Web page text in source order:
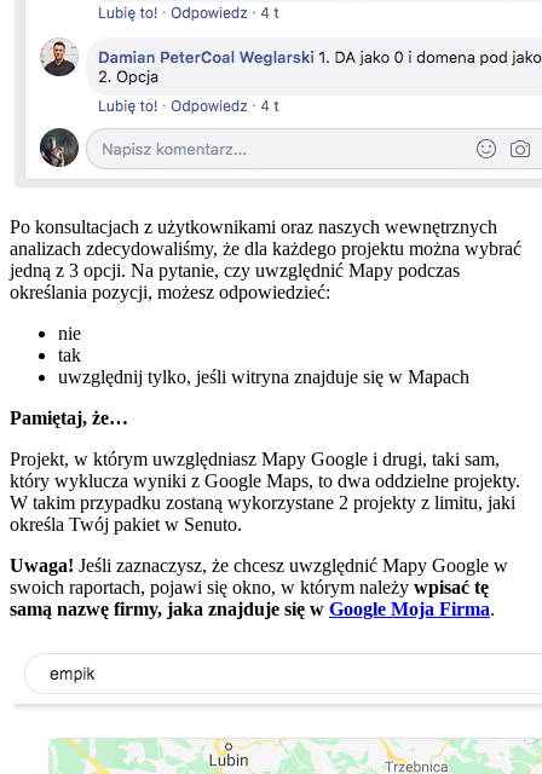
Po konsultacjach z użytkownikami oraz naszych wewnętrznych
analizach zdecydowaliśmy, że dla każdego projektu można wybrać
jedną z 3 opcji. Na pytanie, czy uwzględnić Mapy podczas
określania pozycji, możesz odpowiedzieć:
nie
tak
uwzględnij tylko, jeśli witryna znajduje się w Mapach
Pamiętaj, że…
Projekt, w którym uwzględniasz Mapy Google i drugi, taki sam,
który wyklucza wyniki z Google Maps, to dwa oddzielne projekty.
W takim przypadku zostaną wykorzystane 2 projekty z limitu, jaki
określa Twój pakiet w Senuto.
Uwaga! Jeśli zaznaczysz, że chcesz uwzględnić Mapy Google w
swoich raportach, pojawi się okno, w którym należy wpisać tę
samą nazwę firmy, jaka znajduje się w Google Moja Firma.